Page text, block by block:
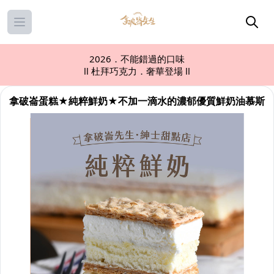
Open main menu
2026．不能錯過的口味
ll 杜拜巧克力．奢華登場 ll
拿破崙蛋糕★純粹鮮奶★不加一滴水的濃郁優質鮮奶油慕斯